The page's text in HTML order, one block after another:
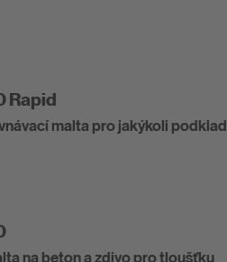
Rapid
malta pro jakýkoli podklad
na beton a zdivo pro tloušťku